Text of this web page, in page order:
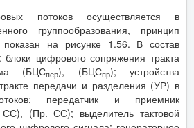
потоков осуществляется в
группообразования, принцип
показан на рисунке 1.56. В состав
блоки цифрового сопряжения тракта
(БЦСпер), (БЦСпр); устройства
передачи и разделения (УР) в
передатчик и приемник
СС), (Пр. СС); выделитель тактовой